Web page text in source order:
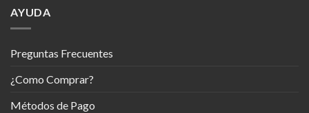
AYUDA
Preguntas Frecuentes
¿Como Comprar?
Métodos de Pago